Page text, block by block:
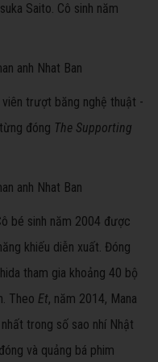
Saito. Cô sinh năm
trượt băng nghệ thuật -
đóng The Supporting
bé sinh năm 2004 được
khiếu diễn xuất. Đóng
tham gia khoảng 40 bộ
Theo Et, năm 2014, Mana
trong số sao nhí Nhật
và quảng bá phim